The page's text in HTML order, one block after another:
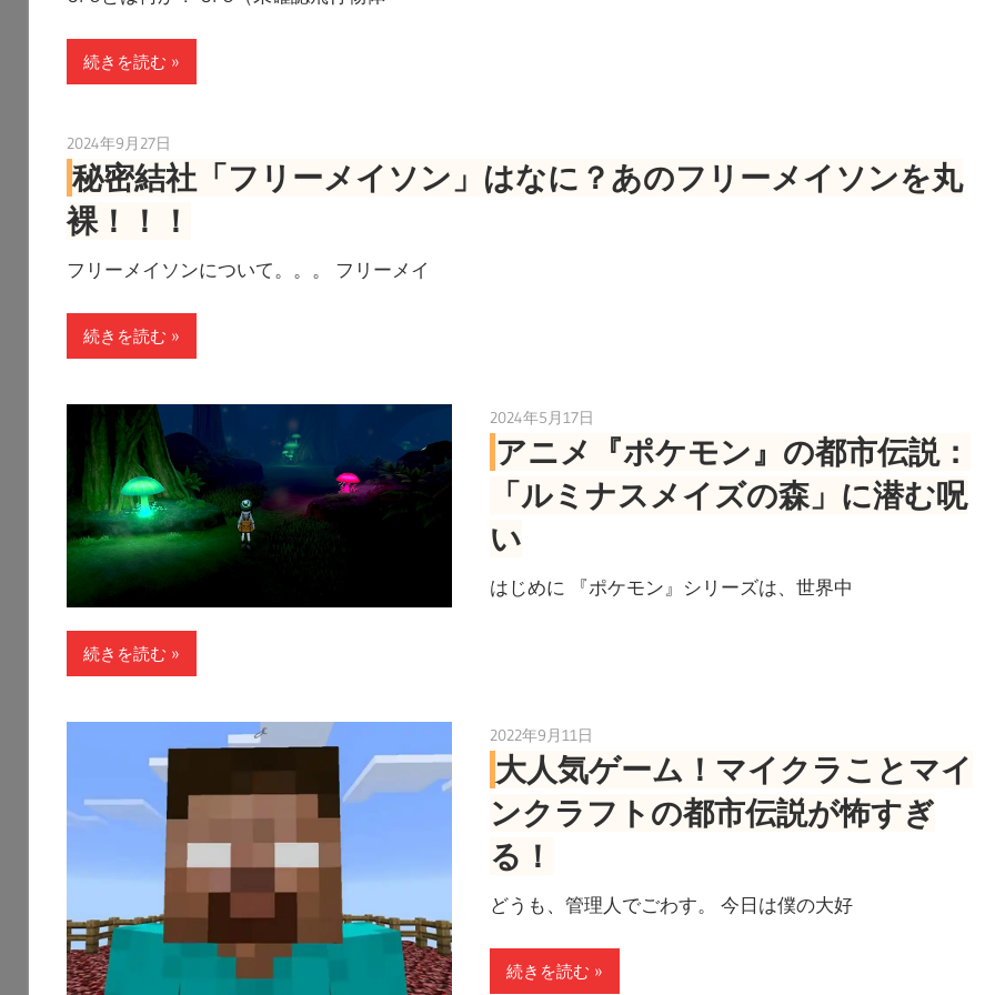
続きを読む
2024年9月27日
秘密結社「フリーメイソン」はなに？あのフリーメイソンを丸
裸！！！
フリーメイソンについて。。。 フリーメイ
続きを読む
2024年5月17日
アニメ『ポケモン』の都市伝説：
「ルミナスメイズの森」に潜む呪
い
はじめに 『ポケモン』シリーズは、世界中
続きを読む
2022年9月11日
大人気ゲーム！マイクラことマイ
ンクラフトの都市伝説が怖すぎ
る！
どうも、管理人でごわす。 今日は僕の大好
続きを読む